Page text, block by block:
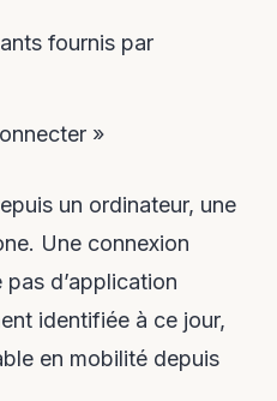
fournis par
»
un ordinateur, une
Une connexion
pas d’application
identifiée à ce jour,
en mobilité depuis